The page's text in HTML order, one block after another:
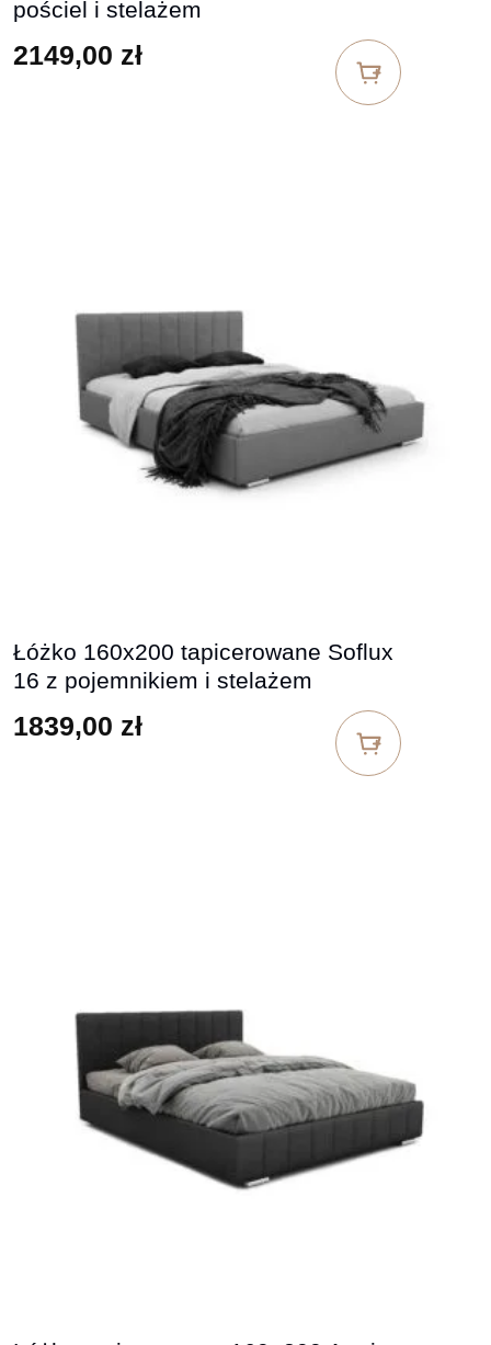
pościel i stelażem
2149,00 zł
Łóżko 160x200 tapicerowane Soflux
16 z pojemnikiem i stelażem
1839,00 zł